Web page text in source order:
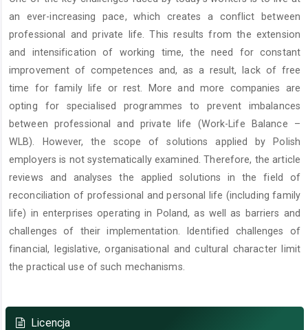
artykułu
an ever-increasing pace, which creates a conflict between
professional and private life. This results from the extension
and intensification of working time, the need for constant
improvement of competences and, as a result, lack of free
time for family life or rest. More and more companies are
opting for specialised programmes to prevent imbalances
between professional and private life (Work-Life Balance –
WLB). However, the scope of solutions applied by Polish
employers is not systematically examined. Therefore, the article
reviews and analyses the applied solutions in the field of
reconciliation of professional and personal life (including family
life) in enterprises operating in Poland, as well as barriers and
challenges of their implementation. Identified challenges of
financial, legislative, organisational and cultural character limit
the practical use of such mechanisms.
artykułu
Licencja